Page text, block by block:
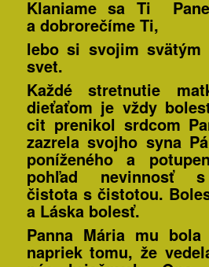
Klaniame sa Ti
a dobrorečíme Ti,
lebo si svojim svätým
svet.
Každé stretnutie
dieťaťom je vždy
cit prenikol srdcom
zazrela svojho syna
poníženého a
pohľad nevinnosť s
čistota s čistotou.
a Láska bolesť.
Panna Mária mu
napriek tomu, že